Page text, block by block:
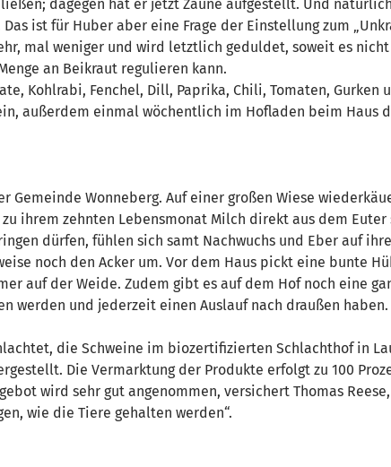
dagegen hat er jetzt Zäune aufgestellt. Und
ist für Huber aber eine Frage der Einstellung zum
mal weniger und wird letztlich geduldet, soweit es
an Beikraut regulieren kann.
Kohlrabi, Fenchel, Dill, Paprika, Chili, Tomaten, Gurken
außerdem einmal wöchentlich im Hofladen beim Haus
Wonneberg. Auf einer großen Wiese
ihrem zehnten Lebensmonat Milch direkt aus dem Euter
dürfen, fühlen sich samt Nachwuchs und Eber auf
noch den Acker um. Vor dem Haus pickt eine bunte
auf der Weide. Zudem gibt es auf dem Hof noch eine
und jederzeit einen Auslauf nach draußen
die Schweine im biozertifizierten Schlachthof in
Die Vermarktung der Produkte erfolgt zu 100
wird sehr gut angenommen, versichert Thomas
wie die Tiere gehalten werden“.